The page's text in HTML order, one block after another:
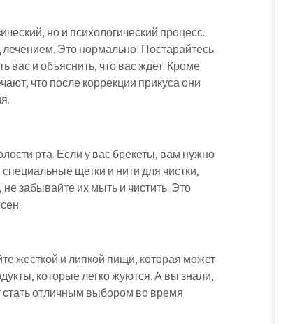
но и психологический процесс.
Это нормально! Постарайтесь
вас и объяснить, что вас ждет. Кроме
что после коррекции прикуса они
рта. Если у вас брекеты, вам нужно
щетки и нити для чистки,
забывайте их мыть и чистить. Это
жесткой и липкой пищи, которая может
которые легко жуются. А вы знали,
стать отличным выбором во время